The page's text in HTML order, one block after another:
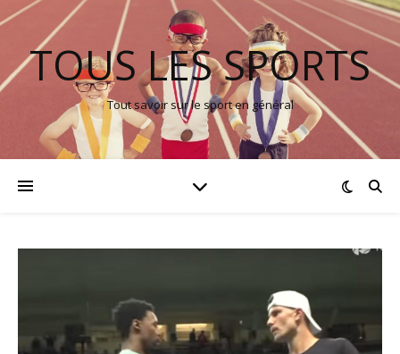
TOUS LES SPORTS
Tout savoir sur le sport en général